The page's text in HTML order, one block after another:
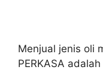
Menjual jenis oli
PERKASA